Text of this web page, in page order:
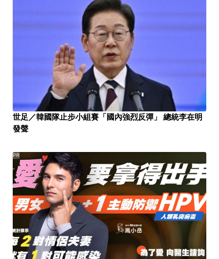
世足／韓國隊止步小組賽「國內強烈反彈」 總統李在明
發聲
PR